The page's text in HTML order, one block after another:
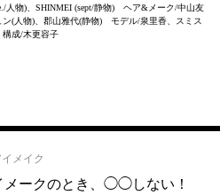
人物)、SHINMEI (sept/静物) ヘア&メーク/中山友
(人物)、郡山雅代(静物) モデル/泉里香、スミス
成/木更容子
イメイク
メークのとき、◯◯しない！